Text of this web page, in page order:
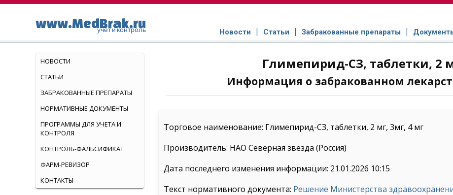
www.MedBrak.ru
учет и контроль Новости Статьи Забракованные препараты
Глимепирид-СЗ, таблетки, 2
Информация о забракованном
Торговое наименование: Глимепирид-СЗ, таблетки, 2 мг, 3мг, 4 мг
Производитель: НАО Северная звезда (Россия)
Дата последнего изменения информации: 21.01.2026 10:15
Текст нормативного документа: Решение Министерства
НОВОСТИ
СТАТЬИ
ЗАБРАКОВАННЫЕ ПРЕПАРАТЫ
НОРМАТИВНЫЕ ДОКУМЕНТЫ
ПРОГРАММЫ ДЛЯ УЧЕТА И
КОНТРОЛЯ
КОНТРОЛЬ-ФАЛЬСИФИКАТ
ФАРМ-РЕВИЗОР
КОНТАКТЫ